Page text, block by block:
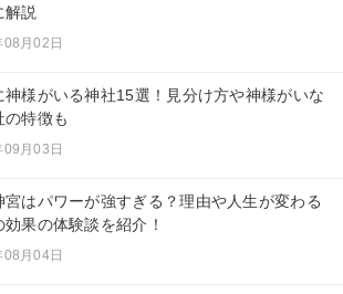
解説
月02日
神様がいる神社15選！見分け方や神様がいな
の特徴も
月03日
宮はパワーが強すぎる？理由や人生が変わる
効果の体験談を紹介！
月04日